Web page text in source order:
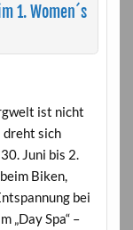
1. Women´s
ist nicht
dreht sich
Juni bis 2.
Biken,
bei
„Day Spa“ –